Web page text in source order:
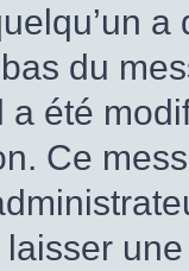
du
a été
Ce